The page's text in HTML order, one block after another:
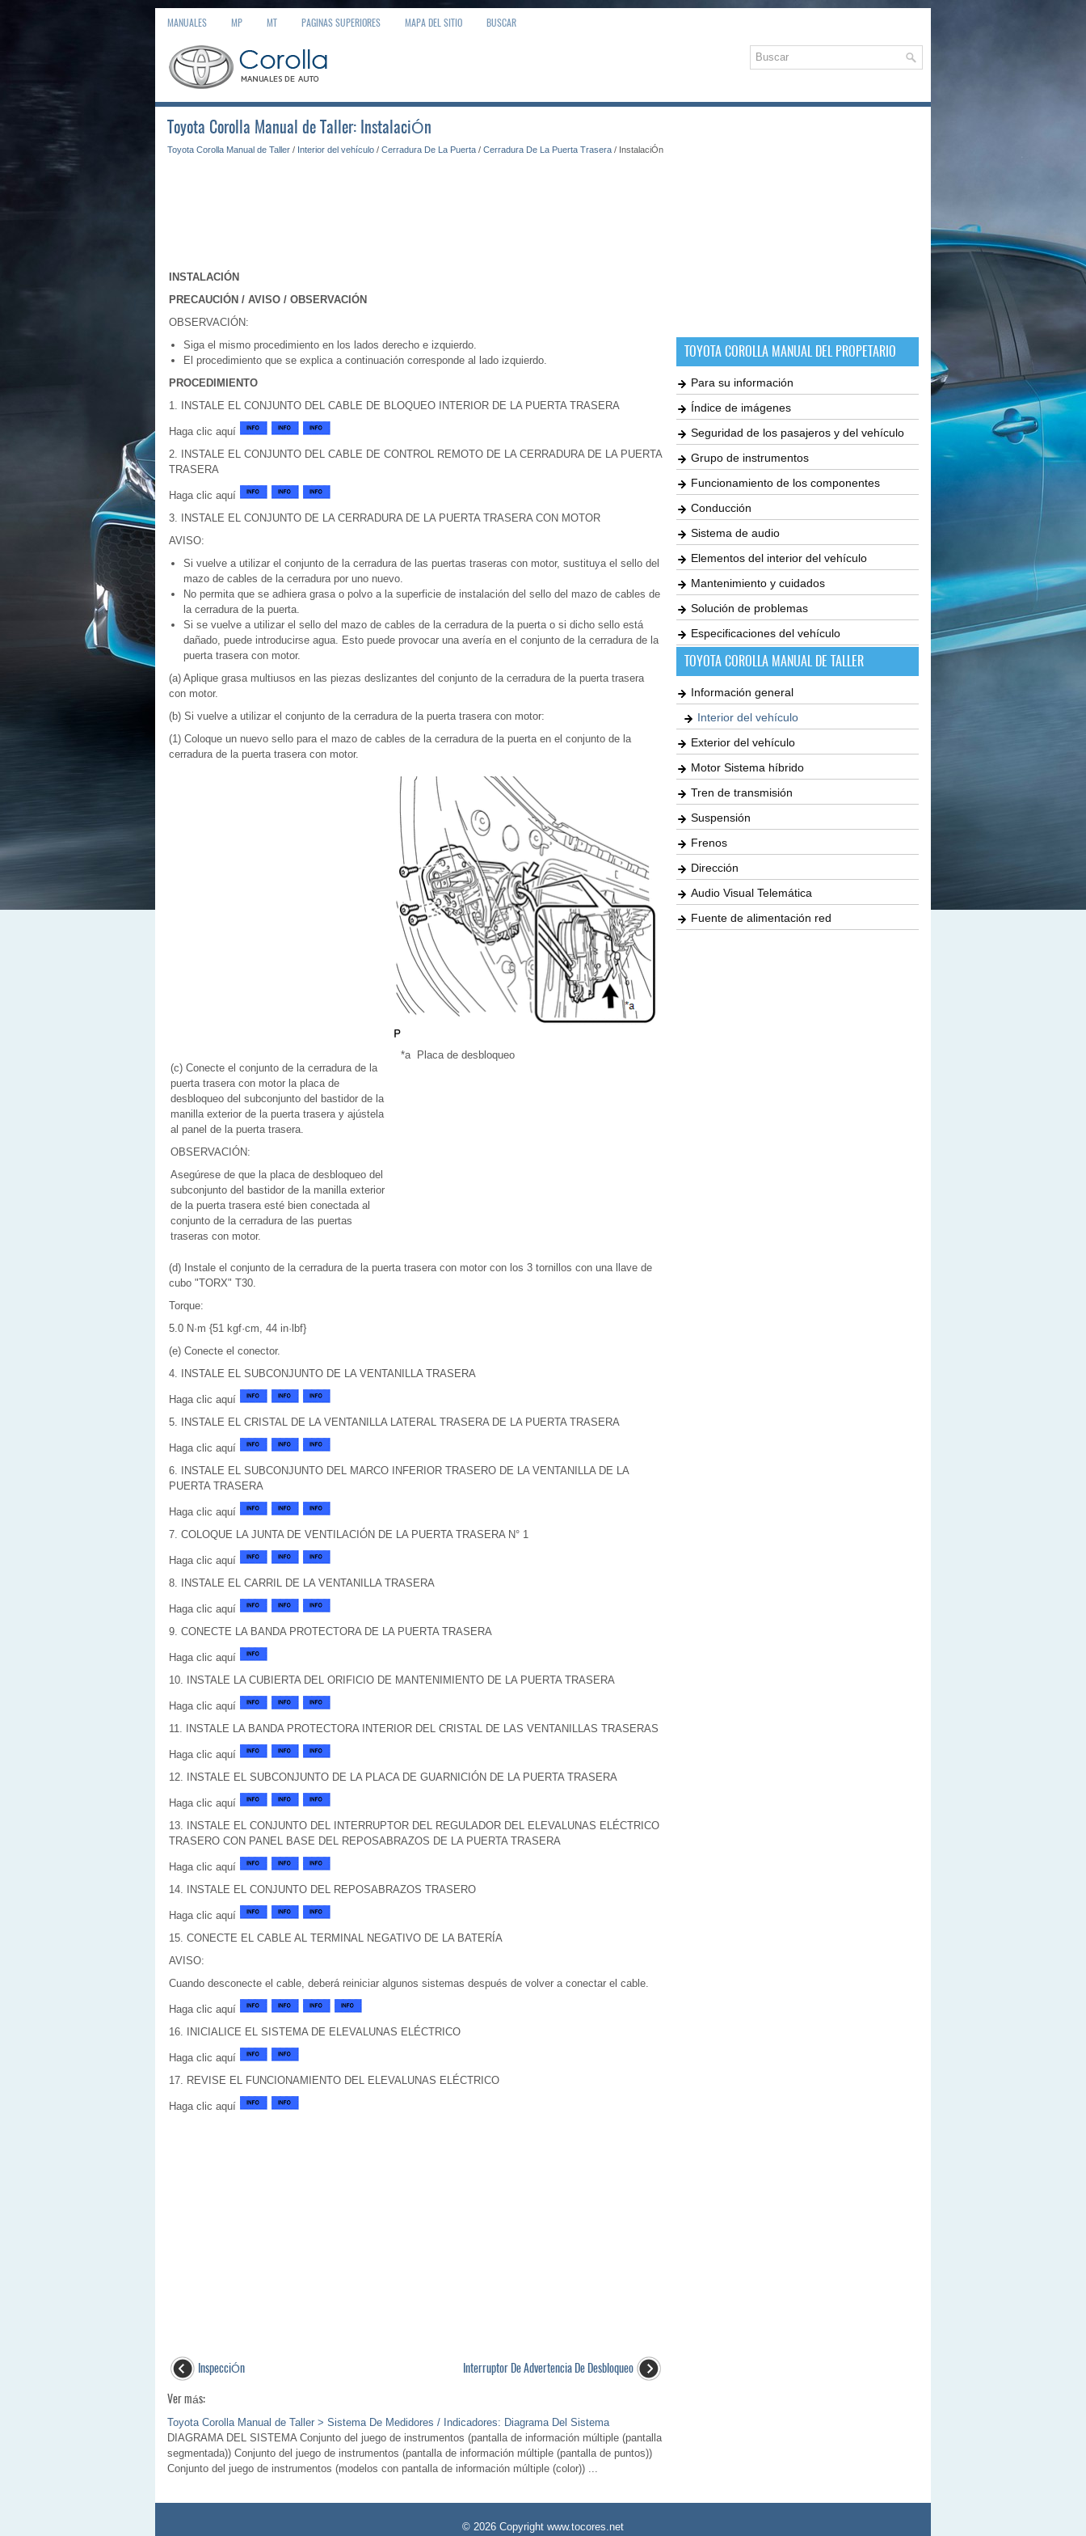
MANUALES MP MT PAGINAS SUPERIORES MAPA DEL SITIO BUSCAR
Toyota Corolla Manual de Taller: InstalaciÓn
Toyota Corolla Manual de Taller / Interior del vehículo / Cerradura De La Puerta / Cerradura De La Puerta Trasera / InstalaciÓn
INSTALACIÓN
PRECAUCIÓN / AVISO / OBSERVACIÓN
OBSERVACIÓN:
Siga el mismo procedimiento en los lados derecho e izquierdo.
El procedimiento que se explica a continuación corresponde al lado izquierdo.
PROCEDIMIENTO
1. INSTALE EL CONJUNTO DEL CABLE DE BLOQUEO INTERIOR DE LA PUERTA TRASERA
Haga clic aquí
2. INSTALE EL CONJUNTO DEL CABLE DE CONTROL REMOTO DE LA CERRADURA DE LA PUERTA
TRASERA
Haga clic aquí
3. INSTALE EL CONJUNTO DE LA CERRADURA DE LA PUERTA TRASERA CON MOTOR
AVISO:
Si vuelve a utilizar el conjunto de la cerradura de las puertas traseras con motor, sustituya el sello del
mazo de cables de la cerradura por uno nuevo.
No permita que se adhiera grasa o polvo a la superficie de instalación del sello del mazo de cables de
la cerradura de la puerta.
Si se vuelve a utilizar el sello del mazo de cables de la cerradura de la puerta o si dicho sello está
dañado, puede introducirse agua. Esto puede provocar una avería en el conjunto de la cerradura de la
puerta trasera con motor.
(a) Aplique grasa multiusos en las piezas deslizantes del conjunto de la cerradura de la puerta trasera
con motor.
(b) Si vuelve a utilizar el conjunto de la cerradura de la puerta trasera con motor:
(1) Coloque un nuevo sello para el mazo de cables de la cerradura de la puerta en el conjunto de la
cerradura de la puerta trasera con motor.
(c) Conecte el conjunto de la cerradura de la
puerta trasera con motor la placa de
desbloqueo del subconjunto del bastidor de la
manilla exterior de la puerta trasera y ajústela
al panel de la puerta trasera.
OBSERVACIÓN:
Asegúrese de que la placa de desbloqueo del
subconjunto del bastidor de la manilla exterior
de la puerta trasera esté bien conectada al
conjunto de la cerradura de las puertas
traseras con motor.
*a Placa de desbloqueo
(d) Instale el conjunto de la cerradura de la puerta trasera con motor con los 3 tornillos con una llave de
cubo "TORX" T30.
Torque:
5.0 N·m {51 kgf·cm, 44 in·lbf}
(e) Conecte el conector.
4. INSTALE EL SUBCONJUNTO DE LA VENTANILLA TRASERA
Haga clic aquí
5. INSTALE EL CRISTAL DE LA VENTANILLA LATERAL TRASERA DE LA PUERTA TRASERA
Haga clic aquí
6. INSTALE EL SUBCONJUNTO DEL MARCO INFERIOR TRASERO DE LA VENTANILLA DE LA
PUERTA TRASERA
Haga clic aquí
7. COLOQUE LA JUNTA DE VENTILACIÓN DE LA PUERTA TRASERA N° 1
Haga clic aquí
8. INSTALE EL CARRIL DE LA VENTANILLA TRASERA
Haga clic aquí
9. CONECTE LA BANDA PROTECTORA DE LA PUERTA TRASERA
Haga clic aquí
10. INSTALE LA CUBIERTA DEL ORIFICIO DE MANTENIMIENTO DE LA PUERTA TRASERA
Haga clic aquí
11. INSTALE LA BANDA PROTECTORA INTERIOR DEL CRISTAL DE LAS VENTANILLAS TRASERAS
Haga clic aquí
12. INSTALE EL SUBCONJUNTO DE LA PLACA DE GUARNICIÓN DE LA PUERTA TRASERA
Haga clic aquí
13. INSTALE EL CONJUNTO DEL INTERRUPTOR DEL REGULADOR DEL ELEVALUNAS ELÉCTRICO
TRASERO CON PANEL BASE DEL REPOSABRAZOS DE LA PUERTA TRASERA
Haga clic aquí
14. INSTALE EL CONJUNTO DEL REPOSABRAZOS TRASERO
Haga clic aquí
15. CONECTE EL CABLE AL TERMINAL NEGATIVO DE LA BATERÍA
AVISO:
Cuando desconecte el cable, deberá reiniciar algunos sistemas después de volver a conectar el cable.
Haga clic aquí
16. INICIALICE EL SISTEMA DE ELEVALUNAS ELÉCTRICO
Haga clic aquí
17. REVISE EL FUNCIONAMIENTO DEL ELEVALUNAS ELÉCTRICO
Haga clic aquí
InspecciÓn
Interruptor De Advertencia De Desbloqueo
Ver más:
Toyota Corolla Manual de Taller > Sistema De Medidores / Indicadores: Diagrama Del Sistema
DIAGRAMA DEL SISTEMA Conjunto del juego de instrumentos (pantalla de información múltiple (pantalla
segmentada)) Conjunto del juego de instrumentos (pantalla de información múltiple (pantalla de puntos))
Conjunto del juego de instrumentos (modelos con pantalla de información múltiple (color)) ...
TOYOTA COROLLA MANUAL DEL PROPETARIO
Para su información
Índice de imágenes
Seguridad de los pasajeros y del vehículo
Grupo de instrumentos
Funcionamiento de los componentes
Conducción
Sistema de audio
Elementos del interior del vehículo
Mantenimiento y cuidados
Solución de problemas
Especificaciones del vehículo
TOYOTA COROLLA MANUAL DE TALLER
Información general
Interior del vehículo
Exterior del vehículo
Motor Sistema híbrido
Tren de transmisión
Suspensión
Frenos
Dirección
Audio Visual Telemática
Fuente de alimentación red
© 2026 Copyright www.tocores.net